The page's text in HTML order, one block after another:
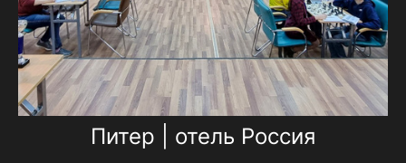
Питер | отель Россия